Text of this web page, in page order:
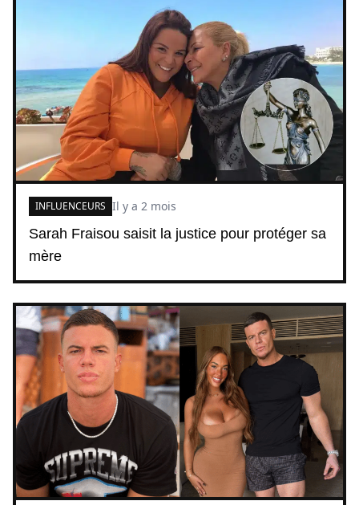
Sarah Fraisou saisit la justice pour protéger sa
mère
INFLUENCEURS Il y a 2 mois